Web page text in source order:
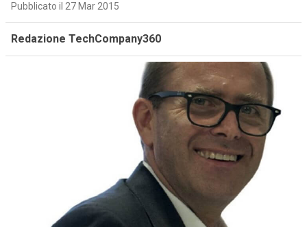
Pubblicato il 27 Mar 2015
Redazione TechCompany360